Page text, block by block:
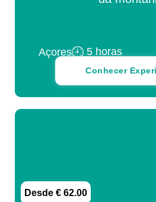
Açores 5 horas
Conhecer
Desde € 62.00